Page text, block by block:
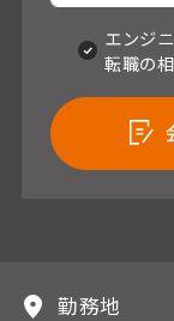
エンジ
転職の
勤務地